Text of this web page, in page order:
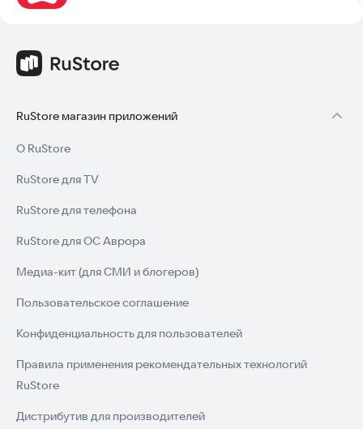
RuStore магазин приложений
О RuStore
RuStore для TV
RuStore для телефона
RuStore для ОС Аврора
Медиа-кит (для СМИ и блогеров)
Пользовательское соглашение
Конфиденциальность для пользователей
Правила применения рекомендательных технологий
RuStore
Дистрибутив для производителей